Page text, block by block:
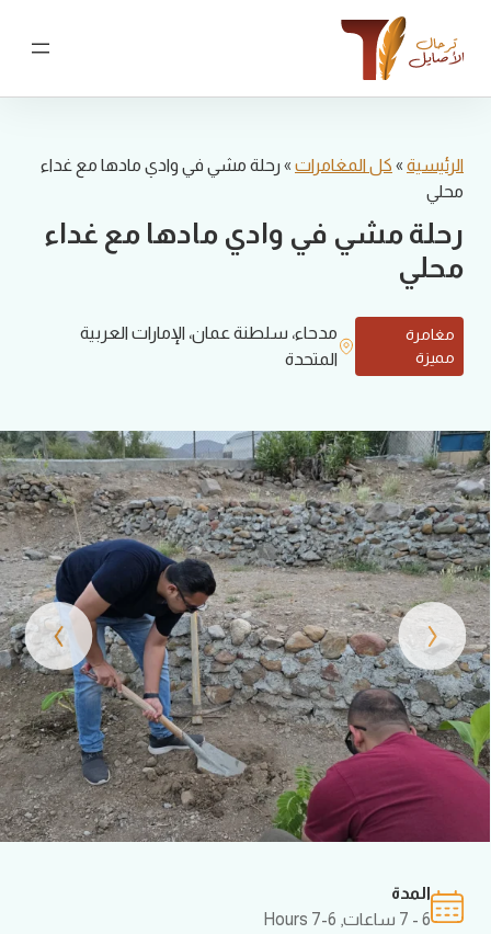
المحتوى
الرئيسية » كل المغامرات » رحلة مشي في وادي مادها مع غداء
محلي
رحلة مشي في وادي مادها مع غداء
محلي
مغامرة
مميزة
مدحاء، سلطنة عمان، الإمارات العربية
المتحدة
‹
›
المدة
6 - 7 ساعات
6-7 Hours